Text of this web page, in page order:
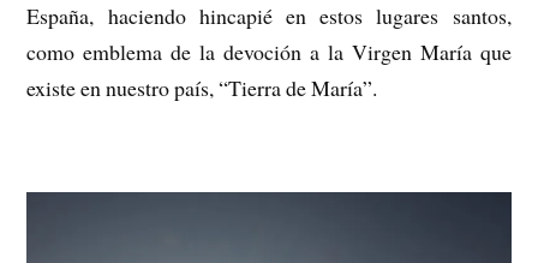
España, haciendo hincapié en estos lugares santos,
como emblema de la devoción a la Virgen María que
existe en nuestro país, “Tierra de María”.